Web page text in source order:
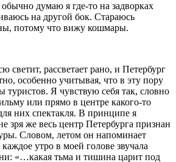
думаю я где-то на задворках
на другой бок. Стараюсь
потому что вижу кошмары.
рассветает рано, и Петербург
особенно учитывая, что в эту пору
туристов. Я чувствую себя так, словно
или прямо в центре какого-то
них спектакля. В принципе я
зря же весь центр Петербурга признан
Словом, летом он напоминает
утро в моей голове звучала
«…какая тьма и тишина царит под